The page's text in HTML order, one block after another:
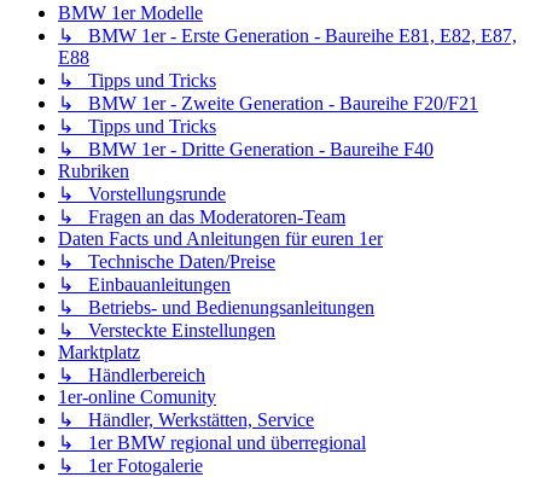
BMW 1er Modelle
↳ BMW 1er - Erste Generation - Baureihe E81, E82, E87,
E88
↳ Tipps und Tricks
↳ BMW 1er - Zweite Generation - Baureihe F20/F21
↳ Tipps und Tricks
↳ BMW 1er - Dritte Generation - Baureihe F40
Rubriken
↳ Vorstellungsrunde
↳ Fragen an das Moderatoren-Team
Daten Facts und Anleitungen für euren 1er
↳ Technische Daten/Preise
↳ Einbauanleitungen
↳ Betriebs- und Bedienungsanleitungen
↳ Versteckte Einstellungen
Marktplatz
↳ Händlerbereich
1er-online Comunity
↳ Händler, Werkstätten, Service
↳ 1er BMW regional und überregional
↳ 1er Fotogalerie